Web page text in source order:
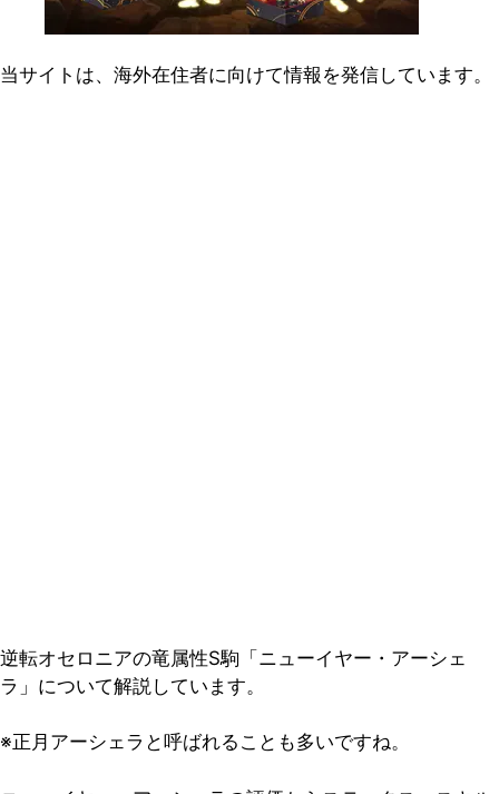
当サイトは、海外在住者に向けて情報を発信しています。
逆転オセロニアの竜属性S駒「ニューイヤー・アーシェ
ラ」について解説しています。
※正月アーシェラと呼ばれることも多いですね。